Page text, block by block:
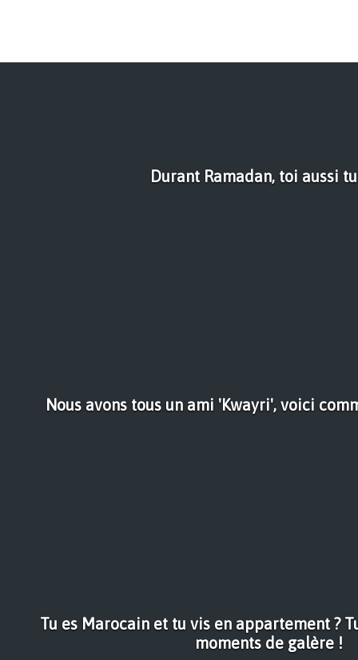
Durant Ramadan, toi aussi tu
Nous avons tous un ami 'Kwayri', voici
Tu es Marocain et tu vis en appartement ?
moments de galère !